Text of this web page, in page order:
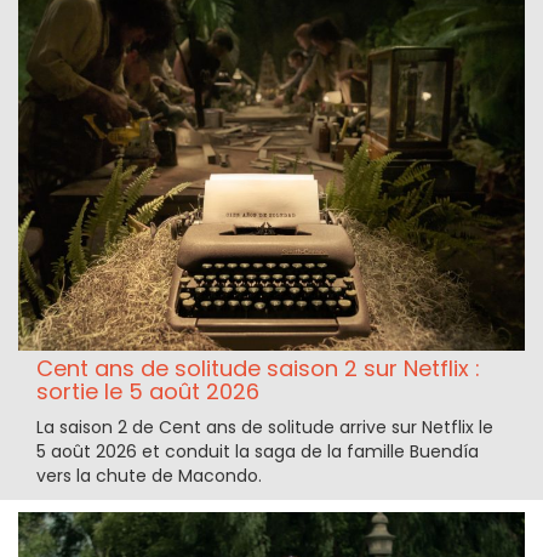
Cent ans de solitude saison 2 sur Netflix :
sortie le 5 août 2026
La saison 2 de Cent ans de solitude arrive sur Netflix le
5 août 2026 et conduit la saga de la famille Buendía
vers la chute de Macondo.